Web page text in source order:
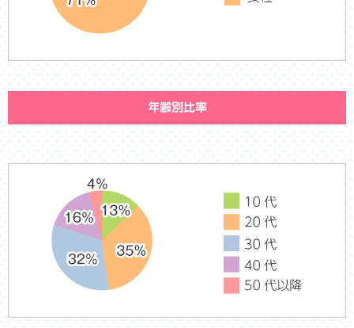
年齢別比率